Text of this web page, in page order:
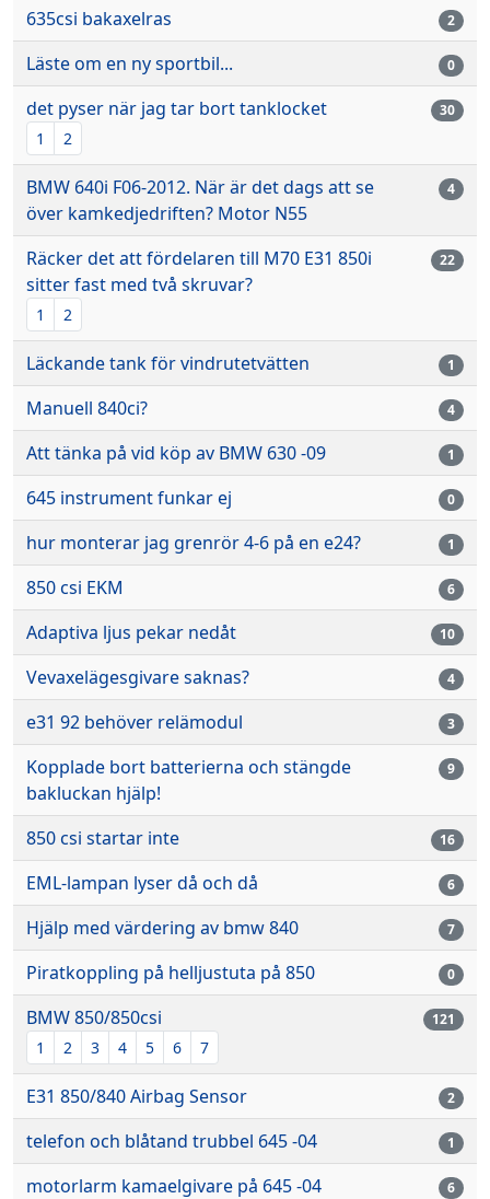
635csi bakaxelras 2
Läste om en ny sportbil... 0
det pyser när jag tar bort tanklocket
1 2
30
BMW 640i F06-2012. När är det dags att se
över kamkedjedriften? Motor N55
4
Räcker det att fördelaren till M70 E31 850i
sitter fast med två skruvar?
1 2
22
Läckande tank för vindrutetvätten 1
Manuell 840ci? 4
Att tänka på vid köp av BMW 630 -09 1
645 instrument funkar ej 0
hur monterar jag grenrör 4-6 på en e24? 1
850 csi EKM 6
Adaptiva ljus pekar nedåt 10
Vevaxelägesgivare saknas? 4
e31 92 behöver relämodul 3
Kopplade bort batterierna och stängde
bakluckan hjälp!
9
850 csi startar inte 16
EML-lampan lyser då och då 6
Hjälp med värdering av bmw 840 7
Piratkoppling på helljustuta på 850 0
BMW 850/850csi
1 2 3 4 5 6 7
121
E31 850/840 Airbag Sensor 2
telefon och blåtand trubbel 645 -04 1
motorlarm kamaelgivare på 645 -04 6